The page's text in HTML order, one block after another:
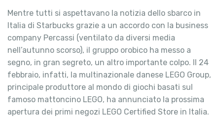
Mentre tutti si aspettavano la notizia dello sbarco in
Italia di Starbucks grazie a un accordo con la business
company Percassi (ventilato da diversi media
nell’autunno scorso), il gruppo orobico ha messo a
segno, in gran segreto, un altro importante colpo. Il 24
febbraio, infatti, la multinazionale danese LEGO Group,
principale produttore al mondo di giochi basati sul
famoso mattoncino LEGO, ha annunciato la prossima
apertura dei primi negozi LEGO Certified Store in Italia.